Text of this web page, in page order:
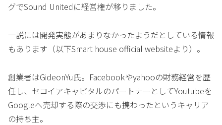
グでSound Unitedに経営権が移りました。
一説には開発実態があまりなかったようだとしている情報
もあります（以下Smart house official websiteより）。
創業者はGideonYu氏。Facebookやyahooの財務経営を歴
任し、セコイアキャピタルのパートナーとしてYoutubeを
Googleへ売却する際の交渉にも携わったというキャリア
の持ち主。